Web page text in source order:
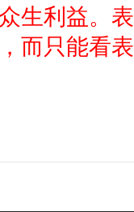
生利益。表
而只能看表